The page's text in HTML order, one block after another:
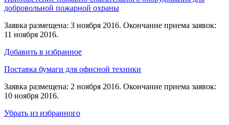
добровольной пожарной охраны
Заявка размещена: 3 ноября 2016. Окончание приема заявок:
11 ноября 2016.
Добавить в избранное
Поставка бумаги для офисной техники
Заявка размещена: 2 ноября 2016. Окончание приема заявок:
10 ноября 2016.
Убрать из избранного